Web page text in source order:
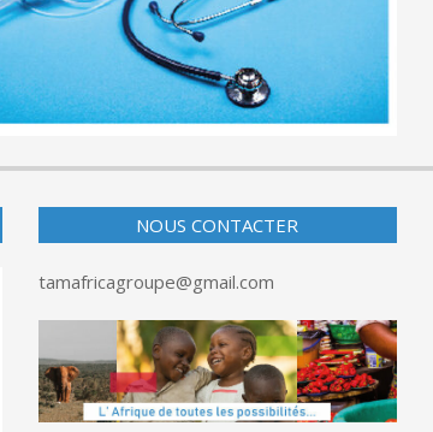
NOUS CONTACTER
tamafricagroupe@gmail.com